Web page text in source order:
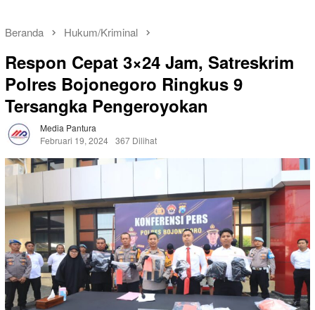
Beranda Hukum/Kriminal
Respon Cepat 3×24 Jam, Satreskrim
Polres Bojonegoro Ringkus 9
Tersangka Pengeroyokan
Media Pantura
Februari 19, 2024 367 Dilihat